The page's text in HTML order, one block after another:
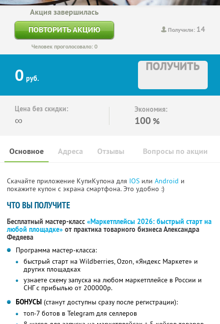
Получили: 14
Акция завершилась
ПОВТОРИТЬ АКЦИЮ
Человек проголосовало: 0
0 руб.
ПОЛУЧИТЬ
Цена без скидки:
∞
Экономия:
100 %
Основное Отзывы Вопросы по акции
Адреса
Скачайте приложение КупиКупона для IOS или Android и
покажите купон с экрана смартфона. Это удобно :)
ЧТО ВЫ ПОЛУЧИТЕ
Бесплатный мастер-класс «Маркетплейсы 2026: быстрый старт на
любой площадке» от практика товарного бизнеса Александра
Федяева
Программа мастер-класса:
быстрый старт на Wildberries, Ozon, «Яндекс Маркете» и
других площадках
узнаете схему запуска на любом маркетплейсе в России и
СНГ с прибылью от 200000р.
БОНУСЫ (станут доступны сразу после регистрации):
топ-7 ботов в Telegram для селлеров